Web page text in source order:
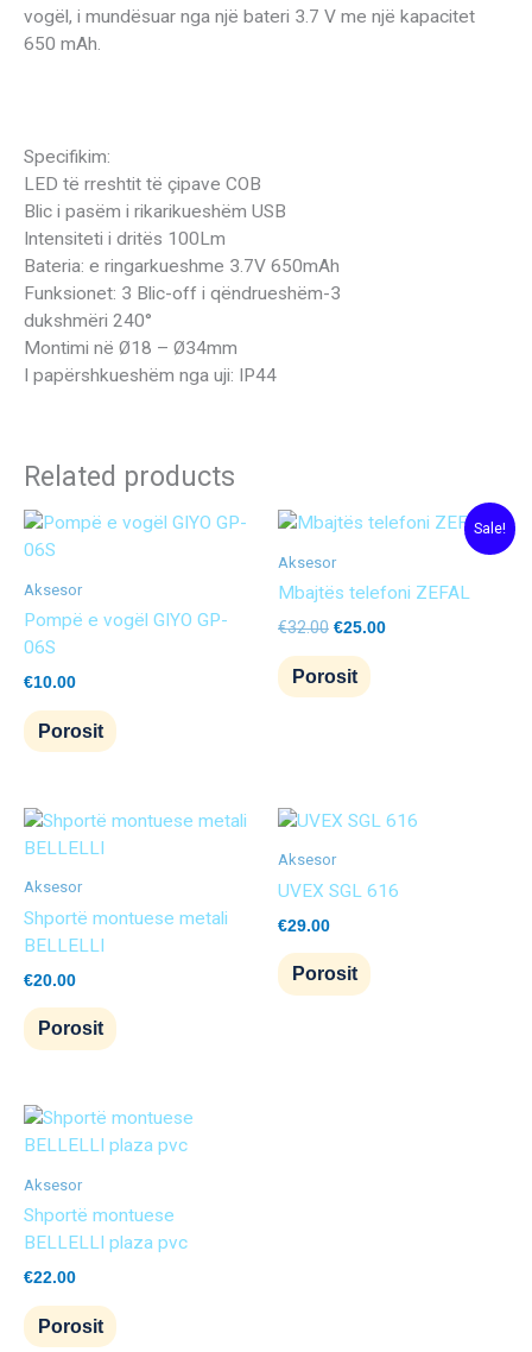
vogël, i mundësuar nga një bateri 3.7 V me një kapacitet
650 mAh.
Specifikim:
LED të rreshtit të çipave COB
Blic i pasëm i rikarikueshëm USB
Intensiteti i dritës 100Lm
Bateria: e ringarkueshme 3.7V 650mAh
Funksionet: 3 Blic-off i qëndrueshëm-3
dukshmëri 240°
Montimi në Ø18 – Ø34mm
I papërshkueshëm nga uji: IP44
Related products
Aksesor
Pompë e vogël GIYO GP-
06S
€10.00
Porosit
Sale!
Aksesor
Mbajtës telefoni ZEFAL
€32.00
Original
was:
€32.00.
€25.00
Current
€25.00.
Porosit
Aksesor
Shportë montuese metali
BELLELLI
€20.00
Porosit
Aksesor
UVEX SGL 616
€29.00
Porosit
Aksesor
Shportë montuese
BELLELLI plaza pvc
€22.00
Porosit